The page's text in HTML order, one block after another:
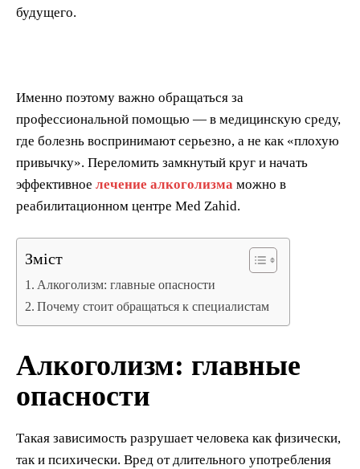
будущего.
Именно поэтому важно обращаться за
профессиональной помощью — в медицинскую среду,
где болезнь воспринимают серьезно, а не как «плохую
привычку». Переломить замкнутый круг и начать
эффективное лечение алкоголизма можно в
реабилитационном центре Med Zahid.
Зміст
Алкоголизм: главные опасности
Почему стоит обращаться к специалистам
Алкоголизм: главные
опасности
Такая зависимость разрушает человека как физически,
так и психически. Вред от длительного употребления